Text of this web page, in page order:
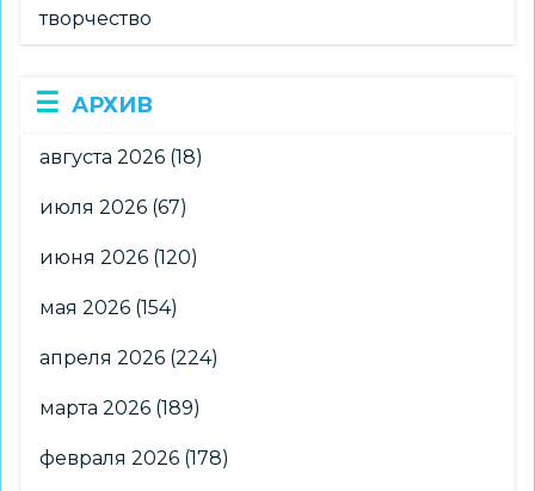
творчество
АРХИВ
августа 2026 (18)
июля 2026 (67)
июня 2026 (120)
мая 2026 (154)
апреля 2026 (224)
марта 2026 (189)
февраля 2026 (178)